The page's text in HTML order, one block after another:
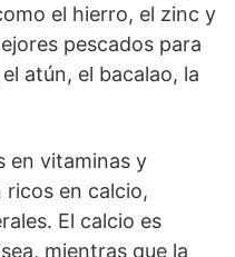
el hierro, el zinc y
pescados para
atún, el bacalao, la
en vitaminas y
ricos en calcio,
El calcio es
mientras que la